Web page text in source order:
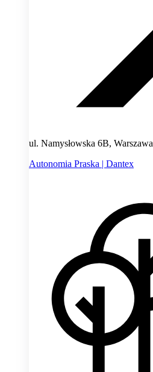
ul. Namysłowska 6B, Warszawa
Autonomia Praska | Dantex